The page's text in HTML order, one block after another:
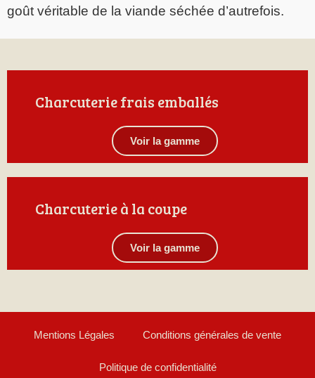
goût véritable de la viande séchée d’autrefois.
Charcuterie frais emballés
Voir la gamme
Charcuterie à la coupe
Voir la gamme
Mentions Légales Conditions générales de vente
Politique de confidentialité